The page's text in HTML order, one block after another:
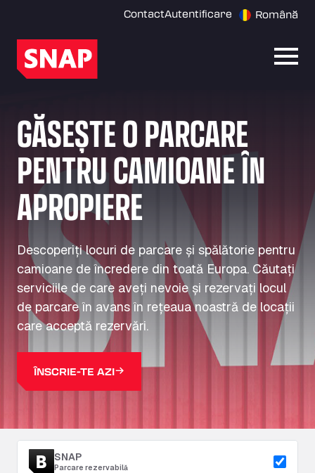
ContactAutentificare Română
GĂSEȘTE O PARCARE
PENTRU CAMIOANE ÎN
APROPIERE
Descoperiți locuri de parcare și spălătorie pentru
camioane de încredere din toată Europa. Căutați
serviciile de care aveți nevoie și rezervați locul
de parcare în avans în rețeaua noastră de locații
care acceptă rezervări.
ÎNSCRIE-TE AZI
SNAP
Parcare rezervabilă